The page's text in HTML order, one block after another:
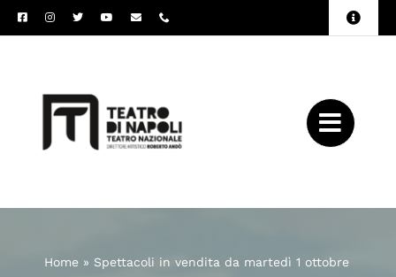
Salta
al
Toggle
Home » Spettacoli in vendita da martedì 1 ottobre